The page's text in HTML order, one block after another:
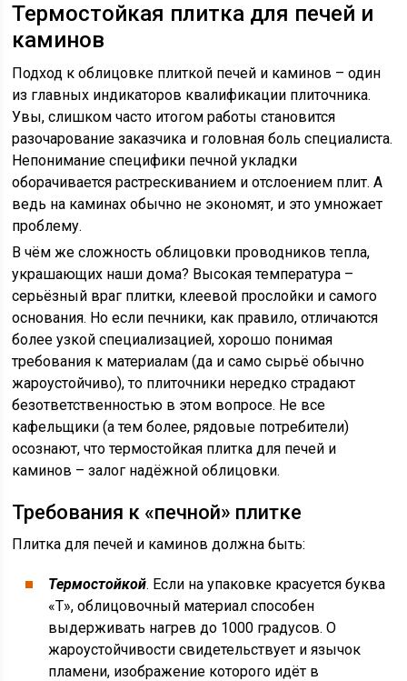
Термостойкая плитка для печей и
каминов
Подход к облицовке плиткой печей и каминов – один
из главных индикаторов квалификации плиточника.
Увы, слишком часто итогом работы становится
разочарование заказчика и головная боль специалиста.
Непонимание специфики печной укладки
оборачивается растрескиванием и отслоением плит. А
ведь на каминах обычно не экономят, и это умножает
проблему.
В чём же сложность облицовки проводников тепла,
украшающих наши дома? Высокая температура –
серьёзный враг плитки, клеевой прослойки и самого
основания. Но если печники, как правило, отличаются
более узкой специализацией, хорошо понимая
требования к материалам (да и само сырьё обычно
жароустойчиво), то плиточники нередко страдают
безответственностью в этом вопросе. Не все
кафельщики (а тем более, рядовые потребители)
осознают, что термостойкая плитка для печей и
каминов – залог надёжной облицовки.
Требования к «печной» плитке
Плитка для печей и каминов должна быть:
Термостойкой. Если на упаковке красуется буква
«Т», облицовочный материал способен
выдерживать нагрев до 1000 градусов. О
жароустойчивости свидетельствует и язычок
пламени, изображение которого идёт в